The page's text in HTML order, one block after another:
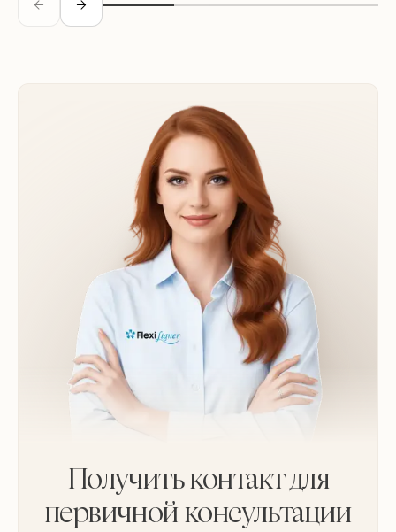
Получить контакт для
первичной консультации